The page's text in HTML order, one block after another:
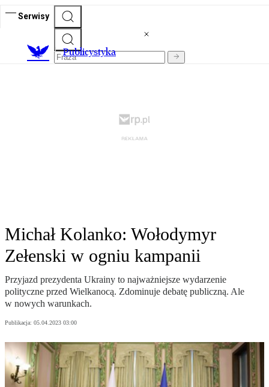
Serwisy
Publicystyka
Michał Kolanko: Wołodymyr
Zełenski w ogniu kampanii
Przyjazd prezydenta Ukrainy to najważniejsze wydarzenie
polityczne przed Wielkanocą. Zdominuje debatę publiczną. Ale
w nowych warunkach.
Publikacja: 05.04.2023 03:00